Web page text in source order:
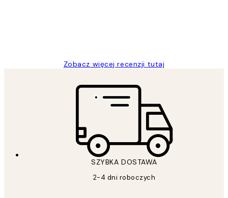
Zobacz więcej recenzji tutaj
SZYBKA DOSTAWA
2-4 dni roboczych